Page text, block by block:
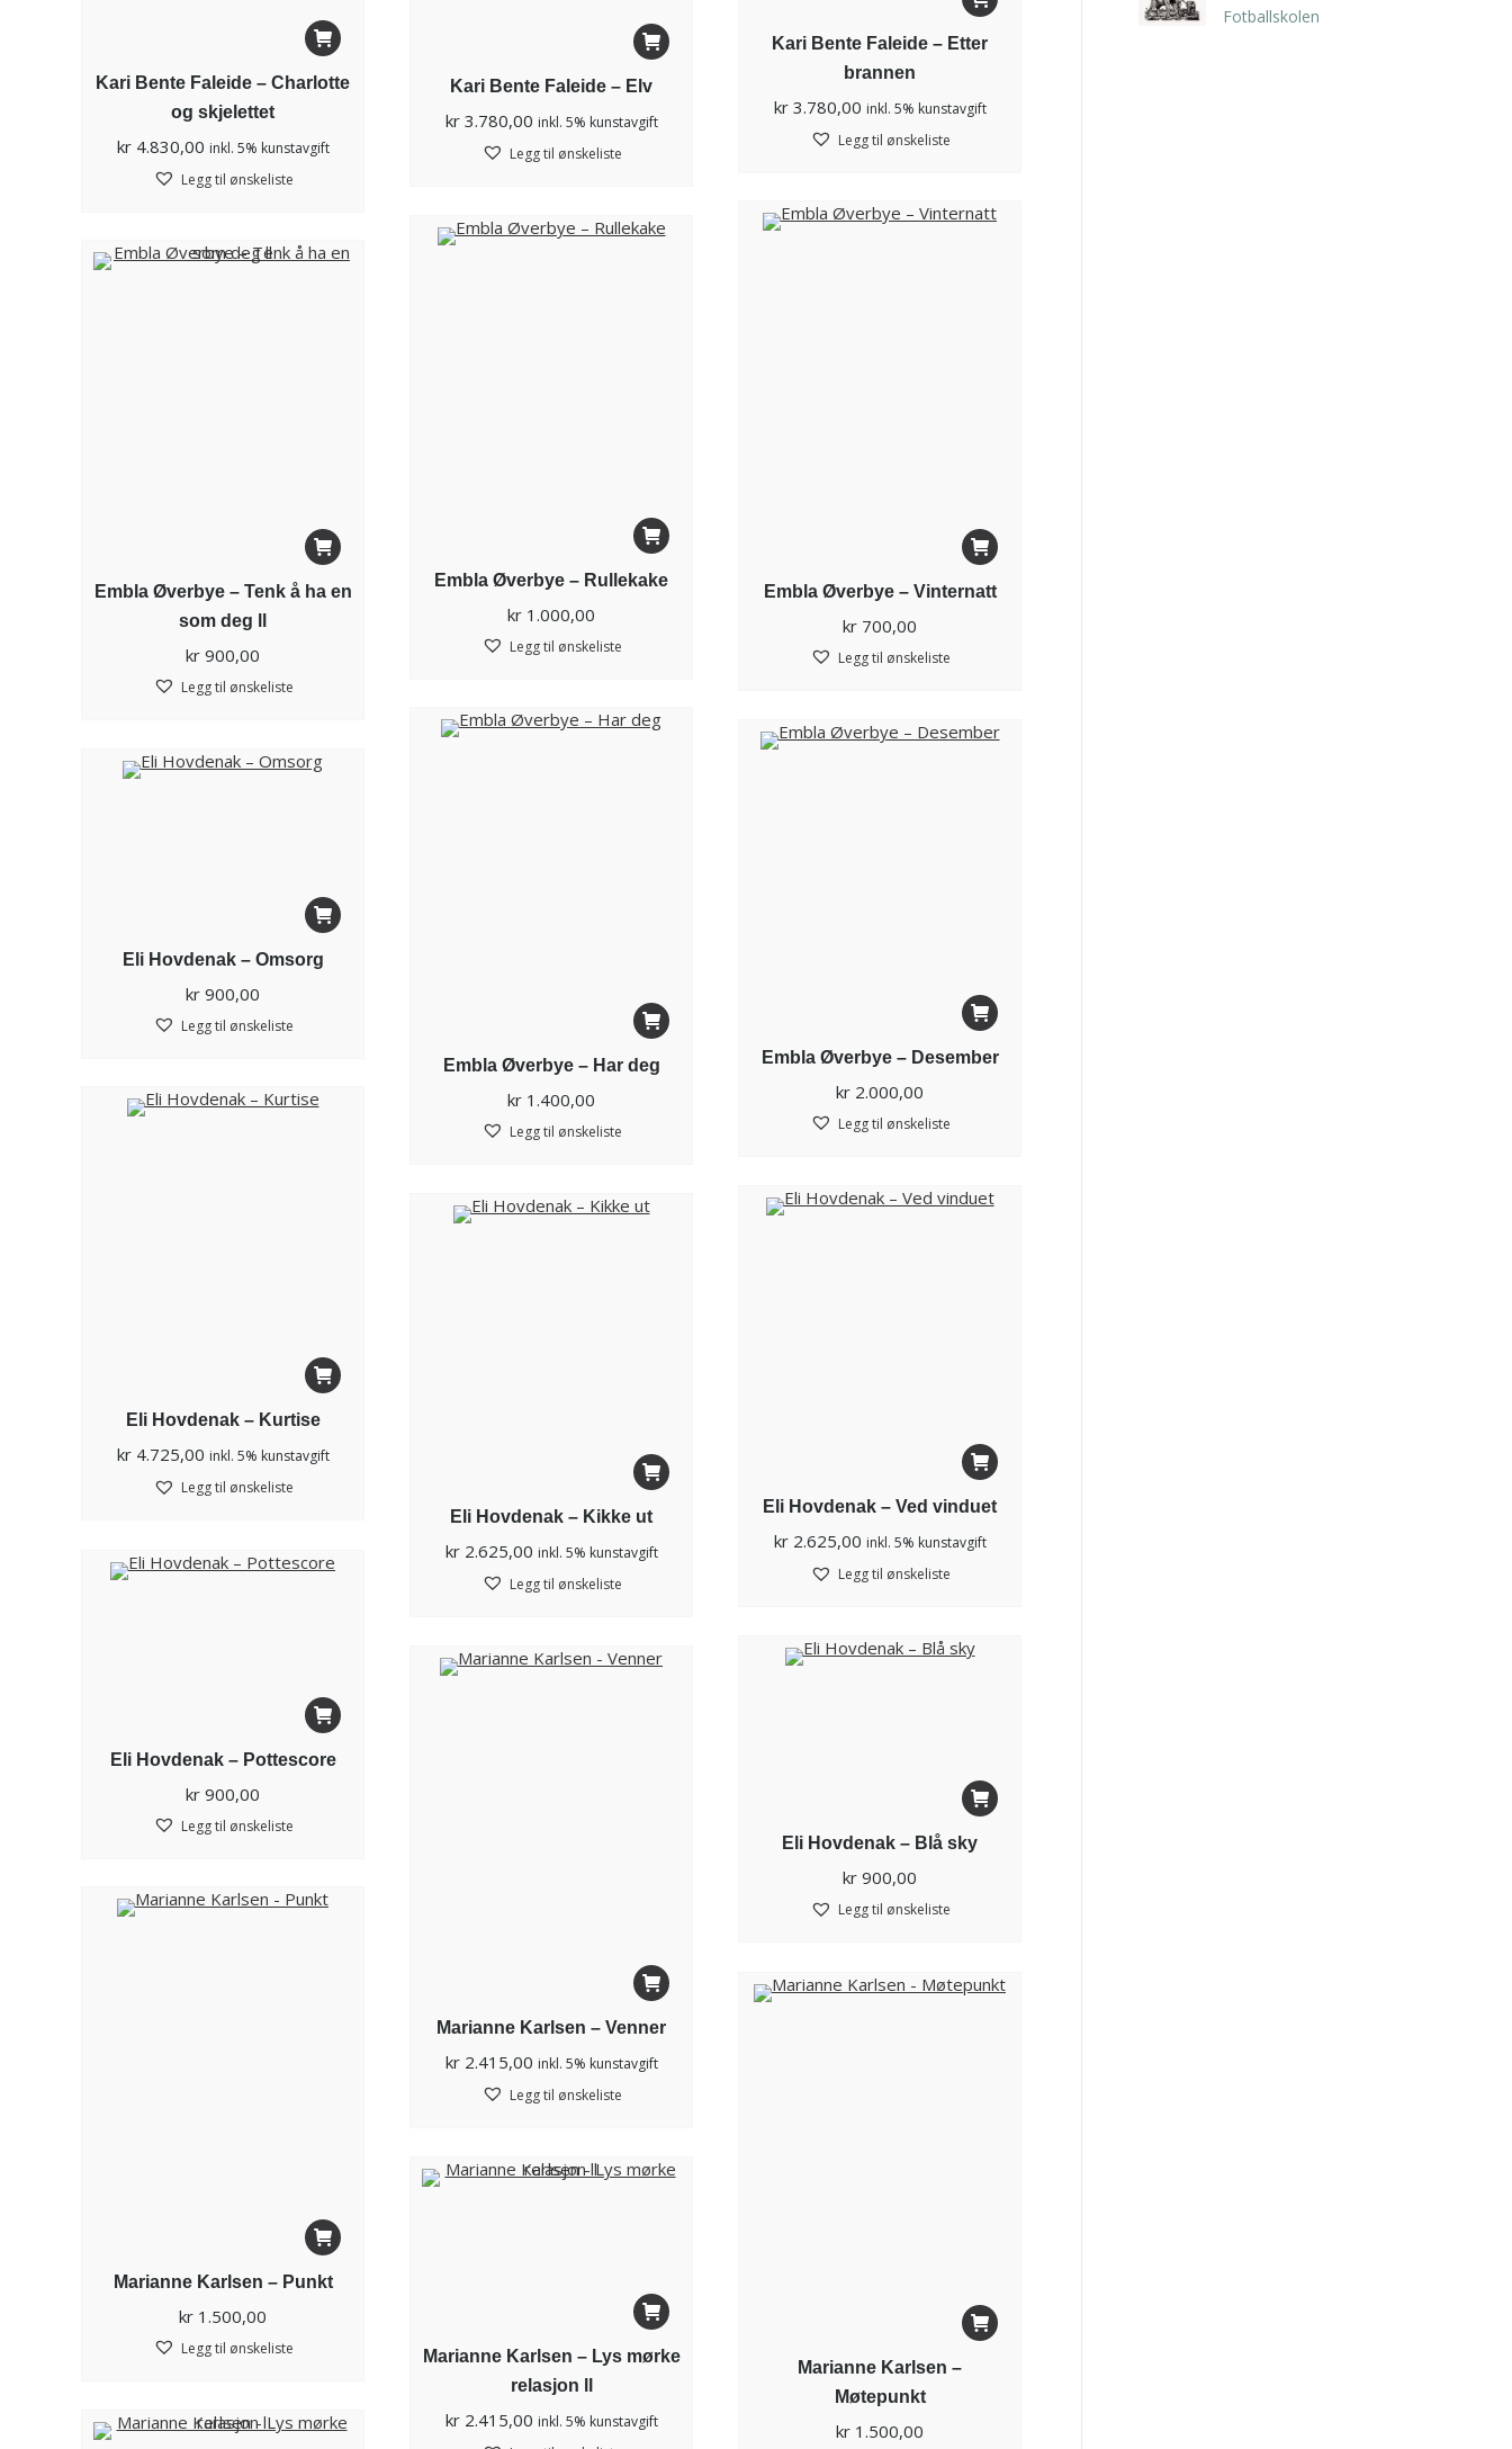
Kari Bente Faleide – Elv
kr3.780,00 inkl. 5% kunstavgift
Legg til ønskeliste
Kari Bente Faleide – Charlotte
og skjelettet
kr4.830,00 inkl. 5% kunstavgift
Legg til ønskeliste
Kari Bente Faleide – Etter
brannen
kr3.780,00 inkl. 5% kunstavgift
Legg til ønskeliste
Embla Øverbye – Vinternatt
kr 700,00
Legg til ønskeliste
Embla Øverbye – Rullekake
kr 1.000,00
Legg til ønskeliste
Embla Øverbye – Tenk å ha en
som deg ll
kr 900,00
Legg til ønskeliste
Embla Øverbye – Har deg
kr 1.400,00
Legg til ønskeliste
Embla Øverbye – Desember
kr 2.000,00
Legg til ønskeliste
Eli Hovdenak – Omsorg
kr 900,00
Legg til ønskeliste
Eli Hovdenak – Kurtise
kr4.725,00 inkl. 5% kunstavgift
Legg til ønskeliste
Eli Hovdenak – Ved vinduet
kr2.625,00 inkl. 5% kunstavgift
Legg til ønskeliste
Eli Hovdenak – Kikke ut
kr2.625,00 inkl. 5% kunstavgift
Legg til ønskeliste
Eli Hovdenak – Pottescore
kr 900,00
Legg til ønskeliste
Eli Hovdenak – Blå sky
kr 900,00
Legg til ønskeliste
Marianne Karlsen – Venner
kr2.415,00 inkl. 5% kunstavgift
Legg til ønskeliste
Marianne Karlsen – Punkt
kr 1.500,00
Legg til ønskeliste
Marianne Karlsen –
Møtepunkt
kr 1.500,00
Marianne Karlsen – Lys mørke
relasjon ll
kr2.415,00 inkl. 5% kunstavgift
Fotballskolen